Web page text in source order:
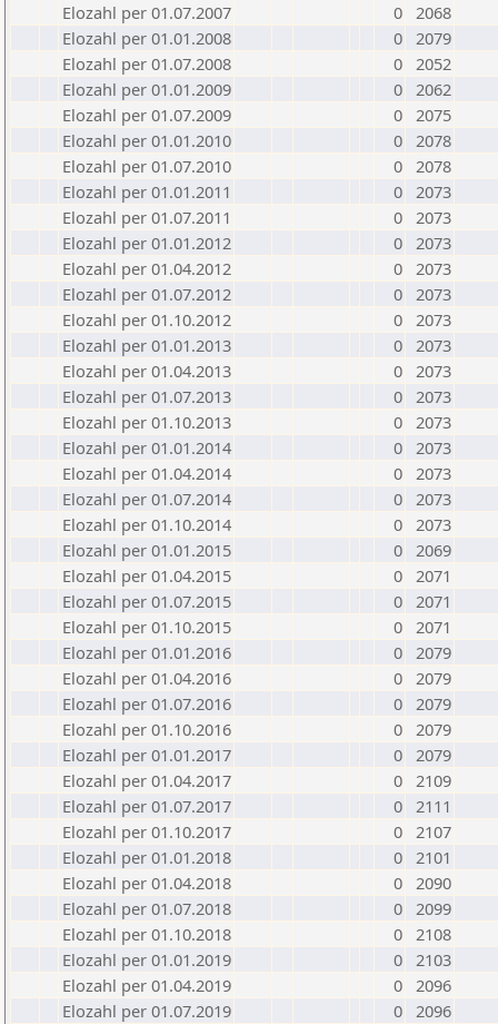
Elozahl per 01.07.2007
0 2068
Elozahl per 01.01.2008
0 2079
Elozahl per 01.07.2008
0 2052
Elozahl per 01.01.2009
0 2062
Elozahl per 01.07.2009
0 2075
Elozahl per 01.01.2010
0 2078
Elozahl per 01.07.2010
0 2078
Elozahl per 01.01.2011
0 2073
Elozahl per 01.07.2011
0 2073
Elozahl per 01.01.2012
0 2073
Elozahl per 01.04.2012
0 2073
Elozahl per 01.07.2012
0 2073
Elozahl per 01.10.2012
0 2073
Elozahl per 01.01.2013
0 2073
Elozahl per 01.04.2013
0 2073
Elozahl per 01.07.2013
0 2073
Elozahl per 01.10.2013
0 2073
Elozahl per 01.01.2014
0 2073
Elozahl per 01.04.2014
0 2073
Elozahl per 01.07.2014
0 2073
Elozahl per 01.10.2014
0 2073
Elozahl per 01.01.2015
0 2069
Elozahl per 01.04.2015
0 2071
Elozahl per 01.07.2015
0 2071
Elozahl per 01.10.2015
0 2071
Elozahl per 01.01.2016
0 2079
Elozahl per 01.04.2016
0 2079
Elozahl per 01.07.2016
0 2079
Elozahl per 01.10.2016
0 2079
Elozahl per 01.01.2017
0 2079
Elozahl per 01.04.2017
0 2109
Elozahl per 01.07.2017
0 2111
Elozahl per 01.10.2017
0 2107
Elozahl per 01.01.2018
0 2101
Elozahl per 01.04.2018
0 2090
Elozahl per 01.07.2018
0 2099
Elozahl per 01.10.2018
0 2108
Elozahl per 01.01.2019
0 2103
Elozahl per 01.04.2019
0 2096
Elozahl per 01.07.2019
0 2096